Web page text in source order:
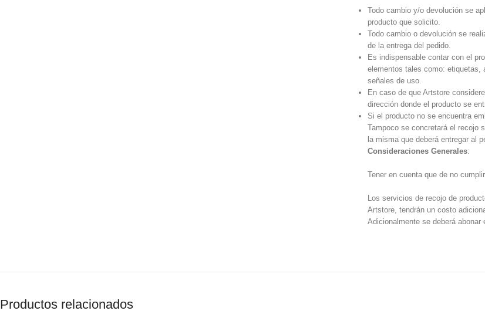
Todo cambio y/o devolución se
producto que solicito.
Todo cambio o devolución se
de la entrega del pedido.
Es indispensable contar con el
elementos tales como: etiquetas,
señales de uso.
En caso de que Artstore
dirección donde el producto se
Si el producto no se encuentra
Tampoco se concretará el recojo
la misma que deberá entregar al
Consideraciones Generales:
Tener en cuenta que de no
Los servicios de recojo de
Artstore, tendrán un costo
Adicionalmente se deberá
Productos relacionados